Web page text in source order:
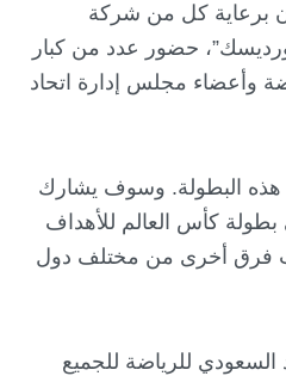
برعاية كل من شركة
حضور عدد من كبار
وأعضاء مجلس إدارة اتحاد
البطولة. وسوف يشارك
كأس العالم للأهداف
فرق أخرى من مختلف دول
للرياضة للجميع